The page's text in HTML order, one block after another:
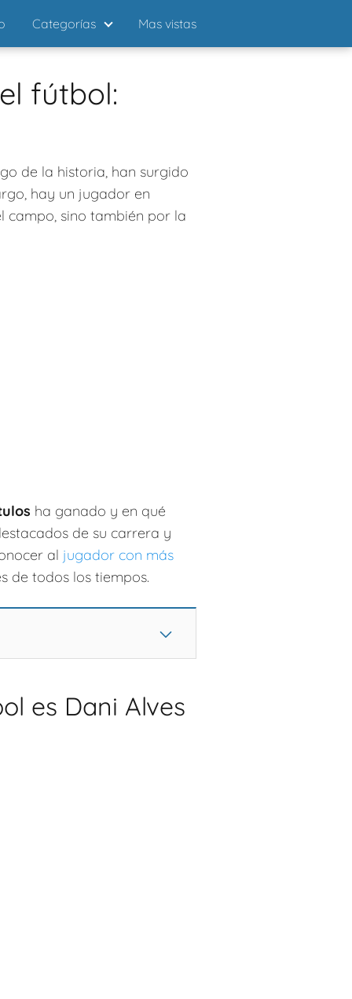
Categorías Mas vistas
fútbol:
de la historia, han surgido
hay un jugador en
campo, sino también por la
ha ganado y en qué
de su carrera y
al jugador con más
de todos los tiempos.
es Dani Alves